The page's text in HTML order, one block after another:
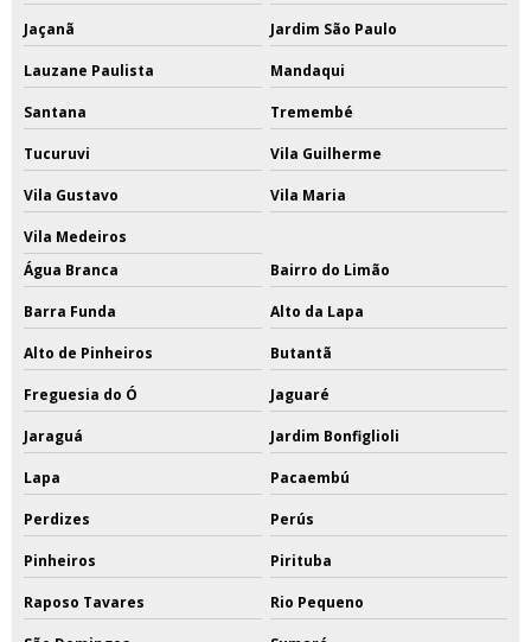
Jaçanã Jardim São Paulo
Lauzane Paulista Mandaqui
Santana Tremembé
Tucuruvi Vila Guilherme
Vila Gustavo Vila Maria
Vila Medeiros
Água Branca
Bairro do Limão
Barra Funda Alto da Lapa
Alto de Pinheiros Butantã
Freguesia do Ó Jaguaré
Jaraguá Jardim Bonfiglioli
Lapa Pacaembú
Perdizes Perús
Pinheiros Pirituba
Raposo Tavares Rio Pequeno